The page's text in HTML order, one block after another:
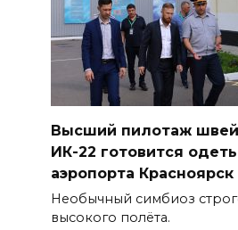
Высший пилотаж
ИК-22 готовится
аэропорта Красноярск
Необычный симбиоз
высокого полёта.